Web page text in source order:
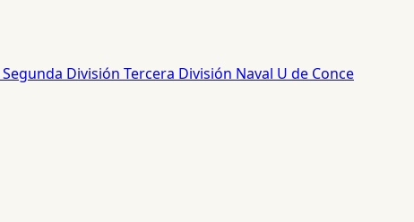
Segunda División Tercera División Naval U de Conce